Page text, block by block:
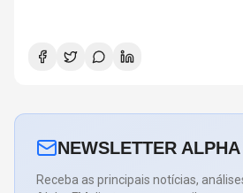
NEWSLETTER
Receba as principais notícias,